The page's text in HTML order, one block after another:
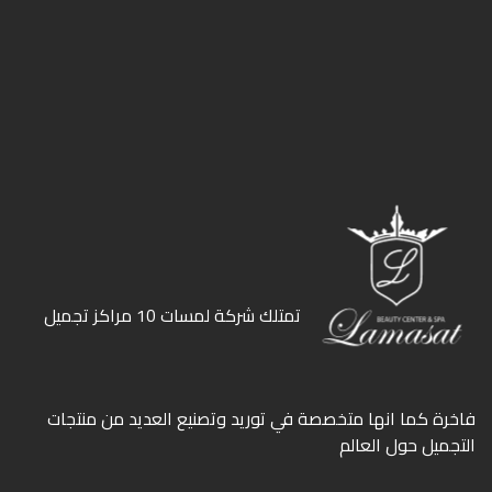
ﺗﻤﺘﻠﻚ ﺷﺮﻛﺔ ﻟﻤﺴﺎت 10 ﻣﺮاﻛﺰ ﺗﺠﻤﻴﻞ
ﻓﺎﺧﺮة كما انها ﻣﺘﺨﺼﺼﺔ ﻓﻲ ﺗﻮرﻳﺪ وﺗﺼﻨﻴﻊ اﻟﻌﺪﻳﺪ ﻣﻦ ﻣﻨﺘﺠﺎت
اﻟﺘﺠﻤﻴﻞ ﺣﻮل اﻟﻌﺎﻟﻢ